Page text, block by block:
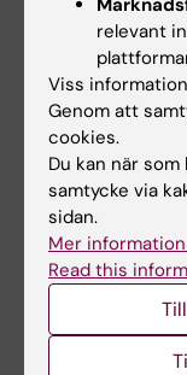
Lars Häggarth
Charles Tatter
Alexander Borg
Izabella Vahabi
David Makari
Kontakta
relevant
Viss
Genom att
cookies.
Du kan när
samtycke via
sidan.
Mer
Read this